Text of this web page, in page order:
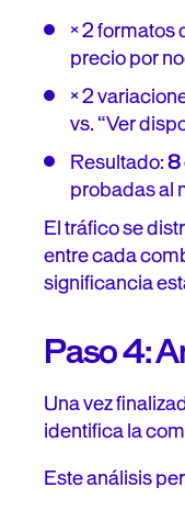
× 2 formatos
precio por
× 2
vs. “Ver
Resultado:8
probadas al
El tráfico se
entre cada
significancia
Paso 4:
Una vez
identifica la
Este análisis